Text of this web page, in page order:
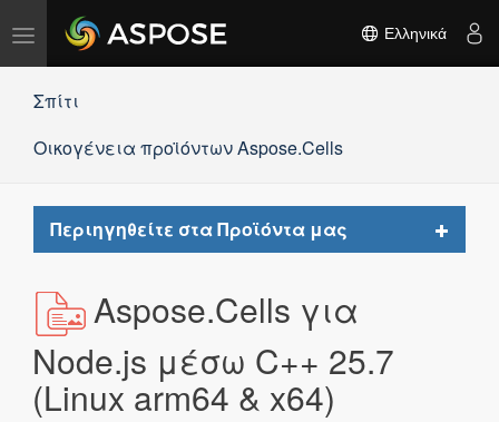
Εναλλαγή
πλοήγησης
Ελληνικά
Σπίτι
Οικογένεια προϊόντων Aspose.Cells
Περιηγηθείτε στα Προϊόντα μας
Toggle
Aspose.Cells για
Node.js μέσω C++ 25.7
(Linux arm64 & x64)